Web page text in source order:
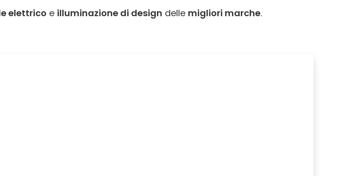
elettrico e illuminazione di design delle migliori marche.